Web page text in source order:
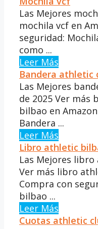
Las Mejores
mochila vcf en
seguridad:
como ...
Leer Más
Bandera athletic
Las Mejores
de 2025 Ver más
bilbao en
Bandera ...
Leer Más
Libro athletic
Las Mejores
Ver más libro
Compra con
bilbao ...
Leer Más
Cuotas athletic